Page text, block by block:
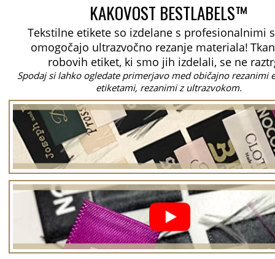
KAKOVOST BESTLABELS™
Tekstilne etikete so izdelane s profesionalnimi
omogočajo ultrazvočno rezanje materiala!
robovih etiket, ki smo jih izdelali, se ne
Spodaj si lahko ogledate primerjavo med običajno rezanimi
etiketami, rezanimi z ultrazvokom.